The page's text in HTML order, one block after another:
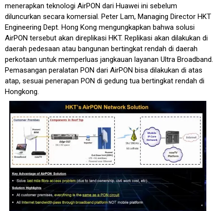
menerapkan teknologi AirPON dari Huawei ini sebelum
diluncurkan secara komersial. Peter Lam, Managing Director HKT
Engineering Dept. Hong Kong mengungkapkan bahwa solusi
AirPON tersebut akan direplikasi HKT. Replikasi akan dilakukan di
daerah pedesaan atau bangunan bertingkat rendah di daerah
perkotaan untuk memperluas jangkauan layanan Ultra Broadband.
Pemasangan peralatan PON dari AirPON bisa dilakukan di atas
atap, sesuai penerapan PON di gedung tua bertingkat rendah di
Hongkong.